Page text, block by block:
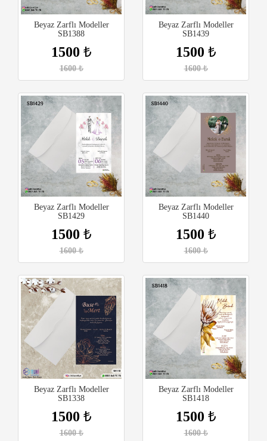
Beyaz Zarflı Modeller
SB1388
1500 ₺
1600₺
Beyaz Zarflı Modeller
SB1439
1500 ₺
1600₺
Beyaz Zarflı Modeller
SB1429
1500 ₺
1600₺
Beyaz Zarflı Modeller
SB1440
1500 ₺
1600₺
Beyaz Zarflı Modeller
SB1338
1500 ₺
1600₺
Beyaz Zarflı Modeller
SB1418
1500 ₺
1600₺